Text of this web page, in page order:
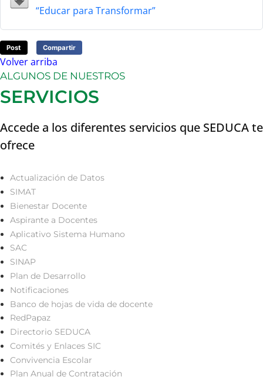
“Educar para Transformar”
Post Compartir
Volver arriba
ALGUNOS DE NUESTROS
SERVICIOS
Accede a los diferentes servicios que SEDUCA te
ofrece
Actualización de Datos
SIMAT
Bienestar Docente
Aspirante a Docentes
Aplicativo Sistema Humano
SAC
SINAP
Plan de Desarrollo
Notificaciones
Banco de hojas de vida de docente
RedPapaz
Directorio SEDUCA
Comités y Enlaces SIC
Convivencia Escolar
Plan Anual de Contratación